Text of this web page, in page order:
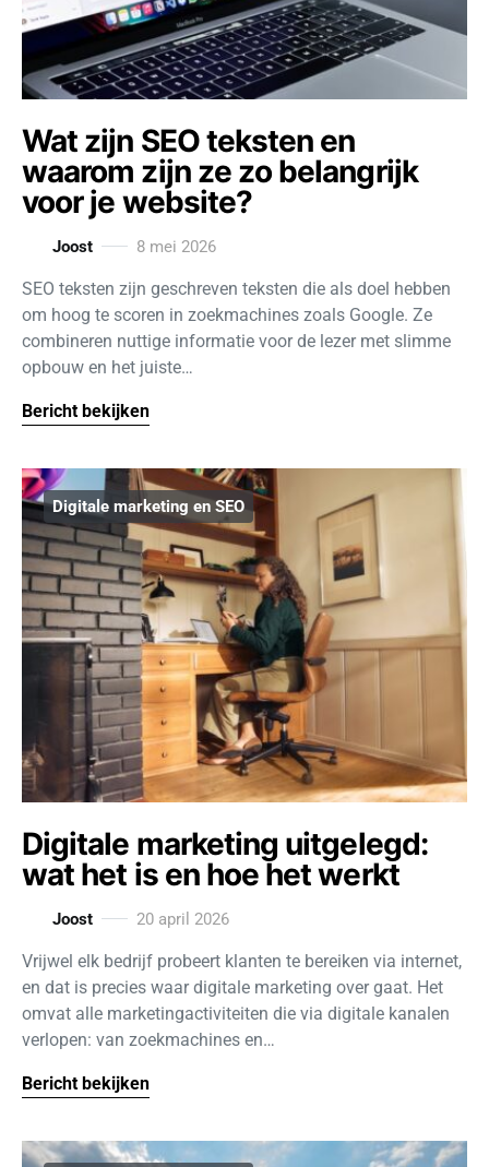
Wat zijn SEO teksten en
waarom zijn ze zo belangrijk
voor je website?
Joost 8 mei 2026
SEO teksten zijn geschreven teksten die als doel hebben
om hoog te scoren in zoekmachines zoals Google. Ze
combineren nuttige informatie voor de lezer met slimme
opbouw en het juiste…
Bericht bekijken
Digitale marketing en SEO
Digitale marketing uitgelegd:
wat het is en hoe het werkt
Joost 20 april 2026
Vrijwel elk bedrijf probeert klanten te bereiken via internet,
en dat is precies waar digitale marketing over gaat. Het
omvat alle marketingactiviteiten die via digitale kanalen
verlopen: van zoekmachines en…
Bericht bekijken